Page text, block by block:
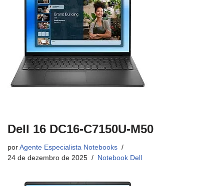
Dell 16 DC16-C7150U-M50
por Agente Especialista Notebooks
24 de dezembro de 2025
Notebook Dell